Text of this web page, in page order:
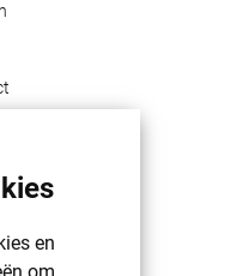
en
| HAROGIFTS